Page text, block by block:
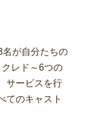
が自分たちの
レド～6つの
サービスを行
てのキャスト